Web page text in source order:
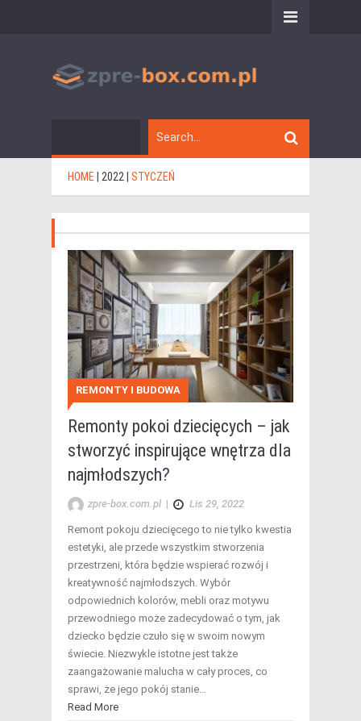
HOME 2022 STYCZEŃ
REMONTY I BUDOWA
Remonty pokoi dziecięcych – jak
stworzyć inspirujące wnętrza dla
najmłodszych?
zpre-box.com.pl | Lis 29, 2022
Remont pokoju dziecięcego to nie tylko kwestia
estetyki, ale przede wszystkim stworzenia
przestrzeni, która będzie wspierać rozwój i
kreatywność najmłodszych. Wybór
odpowiednich kolorów, mebli oraz motywu
przewodniego może zadecydować o tym, jak
dziecko będzie czuło się w swoim nowym
świecie. Niezwykle istotne jest także
zaangażowanie malucha w cały proces, co
sprawi, że jego pokój stanie…
Read More